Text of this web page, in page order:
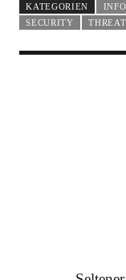
KATEGORIEN
SECURITY
THREAT